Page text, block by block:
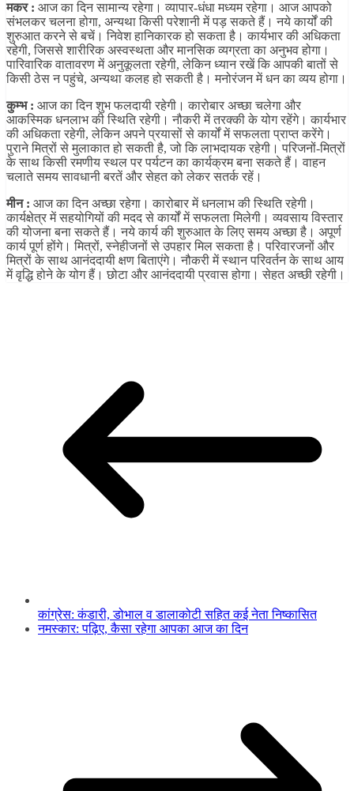
मकर : आज का दिन सामान्य रहेगा। व्यापार-धंधा मध्यम रहेगा। आज आपको
संभलकर चलना होगा, अन्यथा किसी परेशानी में पड़ सकते हैं। नये कार्यों की
शुरुआत करने से बचें। निवेश हानिकारक हो सकता है। कार्यभार की अधिकता
रहेगी, जिससे शारीरिक अस्वस्थता और मानसिक व्यग्रता का अनुभव होगा।
पारिवारिक वातावरण में अनुकूलता रहेगी, लेकिन ध्यान रखें कि आपकी बातों से
किसी ठेस न पहुंचे, अन्यथा कलह हो सकती है। मनोरंजन में धन का व्यय होगा।
कुम्भ : आज का दिन शुभ फलदायी रहेगी। कारोबार अच्छा चलेगा और
आकस्मिक धनलाभ की स्थिति रहेगी। नौकरी में तरक्की के योग रहेंगे। कार्यभार
की अधिकता रहेगी, लेकिन अपने प्रयासों से कार्यों में सफलता प्राप्त करेंगे।
पुराने मित्रों से मुलाकात हो सकती है, जो कि लाभदायक रहेगी। परिजनों-मित्रों
के साथ किसी रमणीय स्थल पर पर्यटन का कार्यक्रम बना सकते हैं। वाहन
चलाते समय सावधानी बरतें और सेहत को लेकर सतर्क रहें।
मीन : आज का दिन अच्छा रहेगा। कारोबार में धनलाभ की स्थिति रहेगी।
कार्यक्षेत्र में सहयोगियों की मदद से कार्यों में सफलता मिलेगी। व्यवसाय विस्तार
की योजना बना सकते हैं। नये कार्य की शुरुआत के लिए समय अच्छा है। अपूर्ण
कार्य पूर्ण होंगे। मित्रों, स्नेहीजनों से उपहार मिल सकता है। परिवारजनों और
मित्रों के साथ आनंददायी क्षण बिताएंगे। नौकरी में स्थान परिवर्तन के साथ आय
में वृद्धि होने के योग हैं। छोटा और आनंददायी प्रवास होगा। सेहत अच्छी रहेगी।
कांग्रेस: कंडारी, डोभाल व डालाकोटी सहित कई नेता निष्कासित
नमस्कार: पढ़िए, कैसा रहेगा आपका आज का दिन